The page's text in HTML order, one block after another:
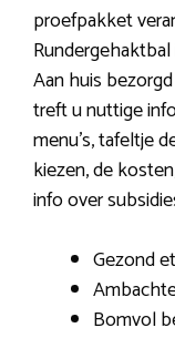
proefpakket
Aan huis
treft u nuttige
menu’s, tafeltje
kiezen, de
info over
Gezond
Bomvol